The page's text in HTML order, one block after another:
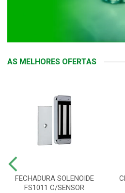
AS MELHORES OFERTAS
FECHADURA SOLENOIDE
FS1011 C/SENSOR